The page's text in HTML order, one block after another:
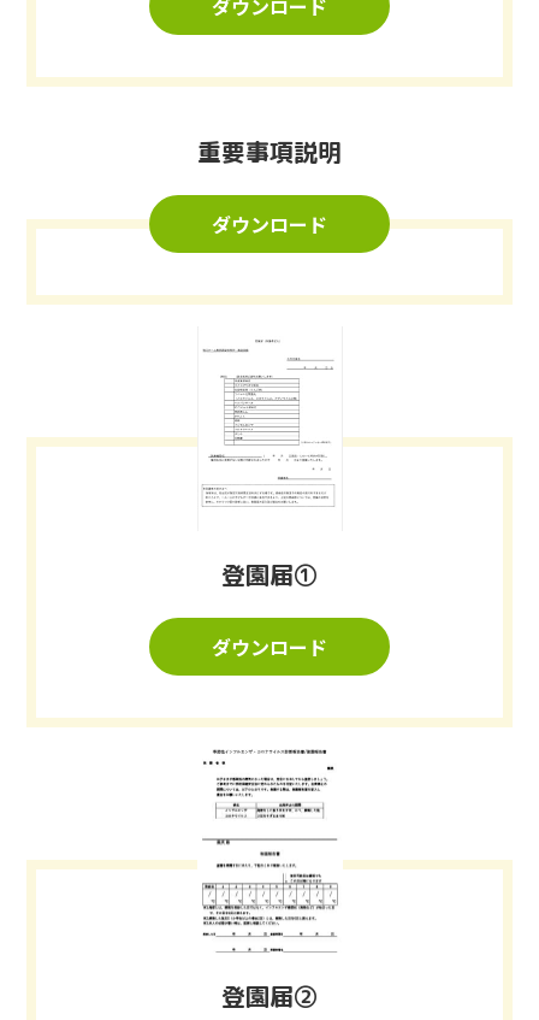
ダウンロード
重要事項説明
ダウンロード
登園届①
ダウンロード
登園届②